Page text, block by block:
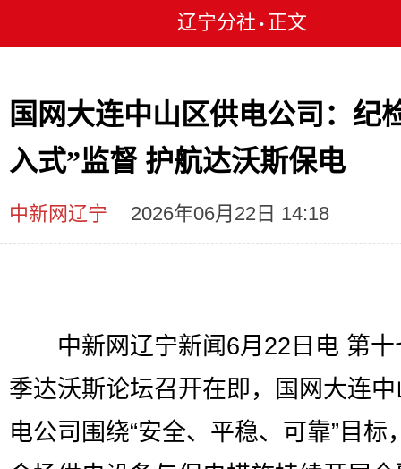
辽宁分社 • 正文
国网大连中山区供电公司：纪
入式”监督 护航达沃斯保电
中新网辽宁 2026年06月22日 14:18
中新网辽宁新闻6月22日电 第十
季达沃斯论坛召开在即，国网大连
电公司围绕“安全、平稳、可靠”目标